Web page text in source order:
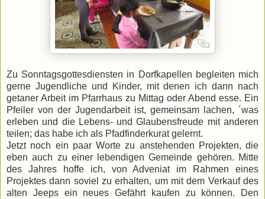
Zu Sonntagsgottesdiensten in Dorfkapellen begleiten mich
gerne Jugendliche und Kinder, mit denen ich dann nach
getaner Arbeit im Pfarrhaus zu Mittag oder Abend esse. Ein
Pfeiler von der Jugendarbeit ist, gemeinsam lachen, ´was
erleben und die Lebens- und Glaubensfreude mit anderen
teilen; das habe ich als Pfadfinderkurat gelernt.
Jetzt noch ein paar Worte zu anstehenden Projekten, die
eben auch zu einer lebendigen Gemeinde gehören. Mitte
des Jahres hoffe ich, von Adveniat im Rahmen eines
Projektes dann soviel zu erhalten, um mit dem Verkauf des
alten Jeeps ein neues Gefährt kaufen zu können. Den